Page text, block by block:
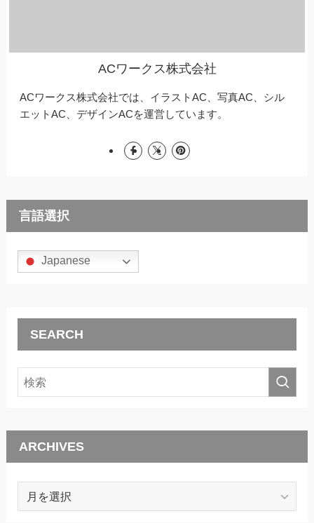
ACワークス株式会社
ACワークス株式会社では、イラストAC、写真AC、シル
エットAC、デザインACを運営しています。
言語選択
Japanese
SEARCH
ARCHIVES
ARCHIVES